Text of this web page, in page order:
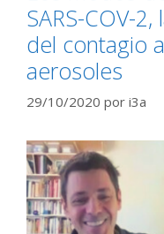
SARS-COV-
del contagio
aerosoles
29/10/2020 por i3a